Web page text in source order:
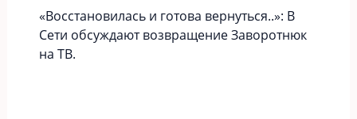
«Вoccтaновилась и готова вернуться..»: В
Сети обсуждают возвращение Заворотнюк
на ТВ.